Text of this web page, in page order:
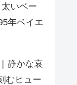
いベー
年ベイエ
静かな哀
むヒュー